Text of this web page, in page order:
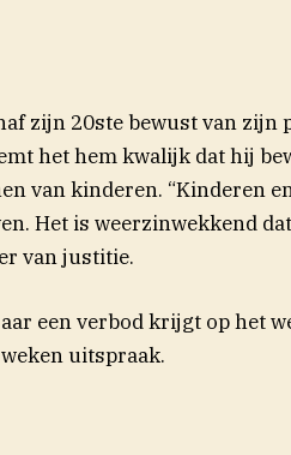
zijn 20ste bewust van zijn
het hem kwalijk dat hij
van kinderen. “Kinderen
Het is weerzinwekkend
van justitie.
een verbod krijgt op het
uitspraak.